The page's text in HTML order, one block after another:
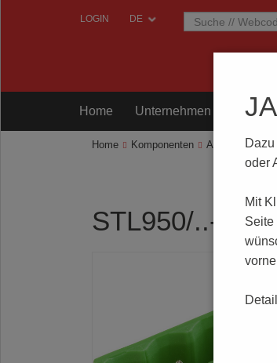
LOGIN
Home Unternehmen
Home Komponenten
STL950/..-5.0-
oder
Mit
Seite